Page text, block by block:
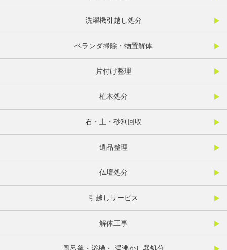
洗濯機引越し処分
ベランダ掃除・物置解体
片付け整理
植木処分
石・土・砂利回収
遺品整理
仏壇処分
引越しサービス
解体工事